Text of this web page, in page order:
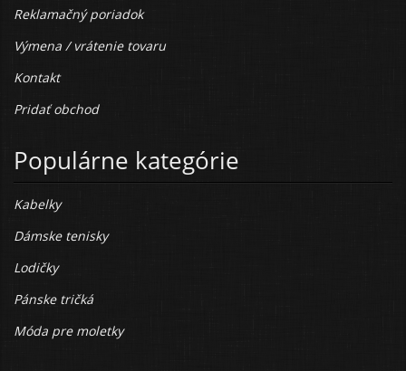
Reklamačný poriadok
Výmena / vrátenie tovaru
Kontakt
Pridať obchod
Populárne kategórie
Kabelky
Dámske tenisky
Lodičky
Pánske tričká
Móda pre moletky